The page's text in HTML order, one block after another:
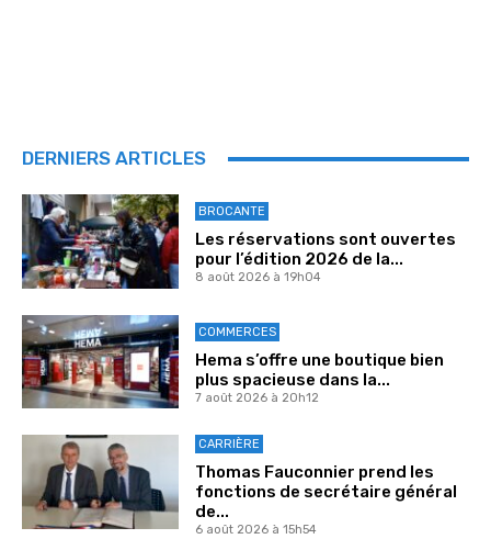
DERNIERS ARTICLES
BROCANTE
Les réservations sont ouvertes
pour l’édition 2026 de la...
8 août 2026 à 19h04
COMMERCES
Hema s’offre une boutique bien
plus spacieuse dans la...
7 août 2026 à 20h12
CARRIÈRE
Thomas Fauconnier prend les
fonctions de secrétaire général
de...
6 août 2026 à 15h54